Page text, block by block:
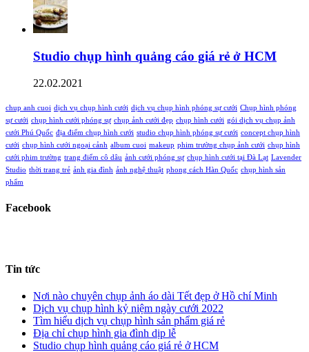
Studio chụp hình quảng cáo giá rẻ ở HCM
22.02.2021
chup anh cuoi dịch vụ chụp hình cưới dịch vụ chụp hình phóng sự cưới Chụp hình phóng
sự cưới chụp hình cưới phóng sự chụp ảnh cưới đẹp chụp hình cưới gói dịch vụ chụp ảnh
cưới Phú Quốc địa điểm chụp hình cưới studio chụp hình phóng sự cưới concept chụp hình
cưới chụp hình cưới ngoại cảnh album cuoi makeup phim trường chụp ảnh cưới chụp hình
cưới phim trường trang điểm cô dâu ảnh cưới phóng sự chụp hình cưới tại Đà Lạt Lavender
Studio thời trang trẻ ảnh gia đình ảnh nghệ thuật phong cách Hàn Quốc chụp hình sản
phẩm
Facebook
Tin tức
Nơi nào chuyên chụp ảnh áo dài Tết đẹp ở Hồ chí Minh
Dịch vụ chụp hình kỷ niệm ngày cưới 2022
Tìm hiểu dịch vụ chụp hình sản phẩm giá rẻ
Địa chỉ chụp hình gia đình dịp lễ
Studio chụp hình quảng cáo giá rẻ ở HCM